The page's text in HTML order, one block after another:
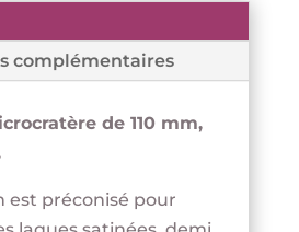
complémentaires
de 110 mm,
est préconisé pour